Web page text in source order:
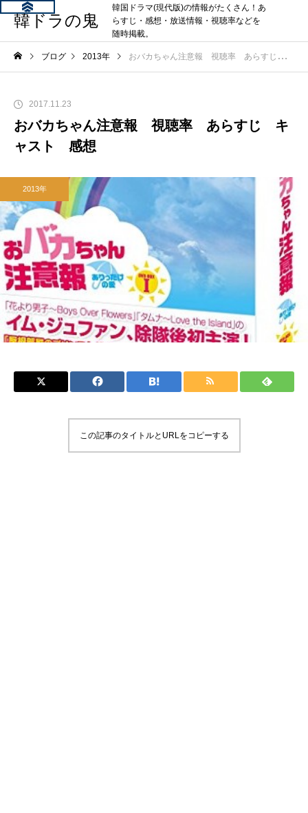
韓ドラの鬼
韓国ドラマ(現代版)の情報がたくさん！あ
らすじ・感想・放送情報・視聴率などを
随時掲載。
ブログ 2013年 おバカちゃん注意報 視聴率 あらすじ キャスト 感想
2017.11.23
おバカちゃん注意報 視聴率 あらすじ キ
ャスト 感想
2013年
この記事のタイトルとURLをコピーする